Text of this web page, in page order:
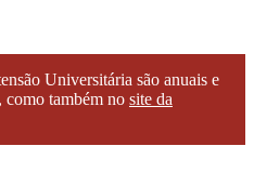
Universitária são anuais e
como também no site da